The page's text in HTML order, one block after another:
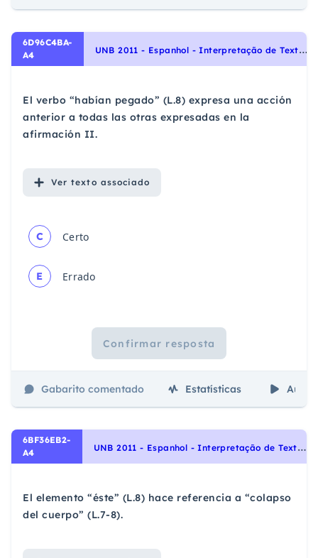
6D96C4BA-
A4
U
NB 2011 - Espanhol - Interpretação de Texto | Comprensión de Lectura
El verbo “habían pegado” (L.8) expresa una acción
anterior a todas las otras expresadas en la
afirmación II.
Ver texto associado
C Certo
E Errado
Confirmar resposta
Gabarito comentado Estatísticas Aulas
6BF36EB2-
A4
U
NB 2011 - Espanhol - Interpretação de Texto | Comprensión de Lectura
El elemento “éste” (L.8) hace referencia a “colapso
del cuerpo” (L.7-8).